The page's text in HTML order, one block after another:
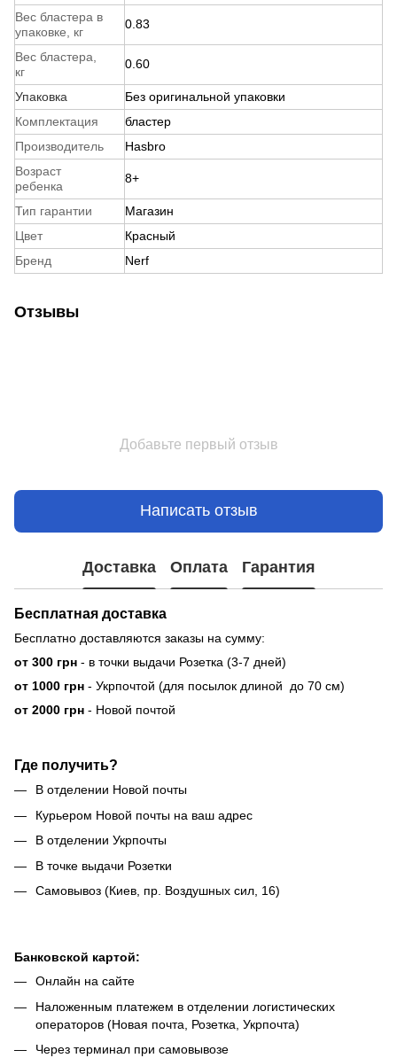
Вес бластера в
упаковке, кг
0.83
Вес бластера,
кг
0.60
Упаковка
Без оригинальной упаковки
Комплектация
бластер
Производитель
Hasbro
Возраст
ребенка
8+
Тип гарантии
Магазин
Цвет
Красный
Бренд
Nerf
Отзывы
Добавьте первый отзыв
Написать отзыв
Доставка Оплата Гарантия
Бесплатная доставка
Бесплатно доставляются заказы на сумму:
от 300 грн - в точки выдачи Розетка (3-7 дней)
от 1000 грн - Укрпочтой (для посылок длиной до 70 см)
от 2000 грн - Новой почтой
Где получить?
В отделении Новой почты
Курьером Новой почты на ваш адрес
В отделении Укрпочты
В точке выдачи Розетки
Самовывоз (Киев, пр. Воздушных сил, 16)
Банковской картой:
Онлайн на сайте
Наложенным платежем в отделении логистических
операторов (Новая почта, Розетка, Укрпочта)
Через терминал при самовывозе